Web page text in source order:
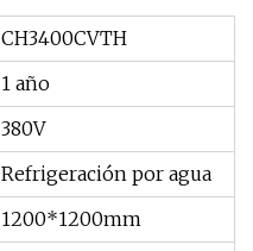
CH3400CVTH
1 año
380V
Refrigeración por agua
1200*1200mm